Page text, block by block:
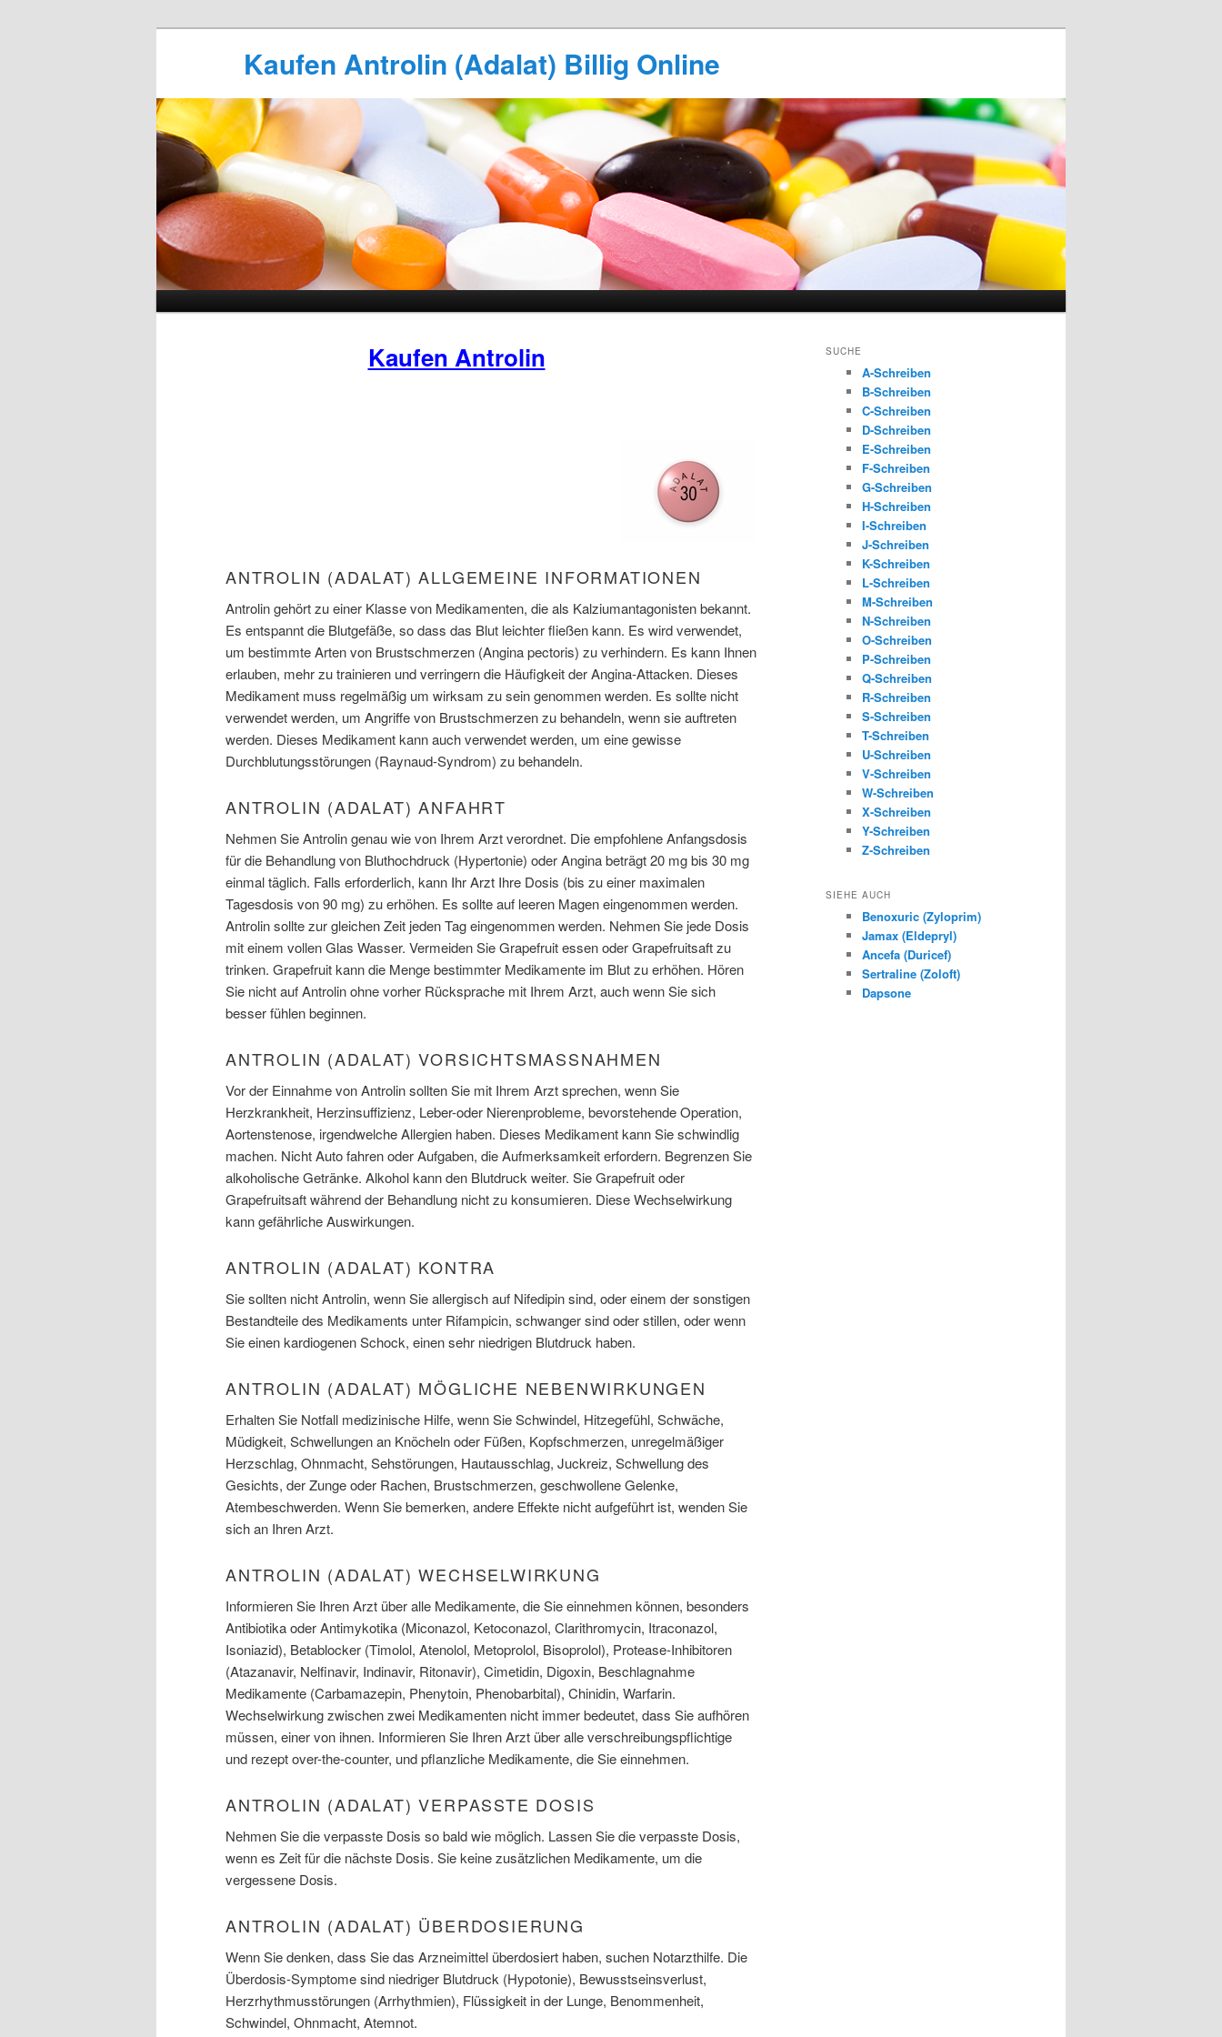
Kaufen Antrolin (Adalat) Billig Online
Kaufen Antrolin
ANTROLIN (ADALAT) ALLGEMEINE INFORMATIONEN
Antrolin gehört zu einer Klasse von Medikamenten, die als Kalziumantagonisten bekannt.
Es entspannt die Blutgefäße, so dass das Blut leichter fließen kann. Es wird verwendet,
um bestimmte Arten von Brustschmerzen (Angina pectoris) zu verhindern. Es kann Ihnen
erlauben, mehr zu trainieren und verringern die Häufigkeit der Angina-Attacken. Dieses
Medikament muss regelmäßig um wirksam zu sein genommen werden. Es sollte nicht
verwendet werden, um Angriffe von Brustschmerzen zu behandeln, wenn sie auftreten
werden. Dieses Medikament kann auch verwendet werden, um eine gewisse
Durchblutungsstörungen (Raynaud-Syndrom) zu behandeln.
ANTROLIN (ADALAT) ANFAHRT
Nehmen Sie Antrolin genau wie von Ihrem Arzt verordnet. Die empfohlene Anfangsdosis
für die Behandlung von Bluthochdruck (Hypertonie) oder Angina beträgt 20 mg bis 30 mg
einmal täglich. Falls erforderlich, kann Ihr Arzt Ihre Dosis (bis zu einer maximalen
Tagesdosis von 90 mg) zu erhöhen. Es sollte auf leeren Magen eingenommen werden.
Antrolin sollte zur gleichen Zeit jeden Tag eingenommen werden. Nehmen Sie jede Dosis
mit einem vollen Glas Wasser. Vermeiden Sie Grapefruit essen oder Grapefruitsaft zu
trinken. Grapefruit kann die Menge bestimmter Medikamente im Blut zu erhöhen. Hören
Sie nicht auf Antrolin ohne vorher Rücksprache mit Ihrem Arzt, auch wenn Sie sich
besser fühlen beginnen.
ANTROLIN (ADALAT) VORSICHTSMASSNAHMEN
Vor der Einnahme von Antrolin sollten Sie mit Ihrem Arzt sprechen, wenn Sie
Herzkrankheit, Herzinsuffizienz, Leber-oder Nierenprobleme, bevorstehende Operation,
Aortenstenose, irgendwelche Allergien haben. Dieses Medikament kann Sie schwindlig
machen. Nicht Auto fahren oder Aufgaben, die Aufmerksamkeit erfordern. Begrenzen Sie
alkoholische Getränke. Alkohol kann den Blutdruck weiter. Sie Grapefruit oder
Grapefruitsaft während der Behandlung nicht zu konsumieren. Diese Wechselwirkung
kann gefährliche Auswirkungen.
ANTROLIN (ADALAT) KONTRA
Sie sollten nicht Antrolin, wenn Sie allergisch auf Nifedipin sind, oder einem der sonstigen
Bestandteile des Medikaments unter Rifampicin, schwanger sind oder stillen, oder wenn
Sie einen kardiogenen Schock, einen sehr niedrigen Blutdruck haben.
ANTROLIN (ADALAT) MÖGLICHE NEBENWIRKUNGEN
Erhalten Sie Notfall medizinische Hilfe, wenn Sie Schwindel, Hitzegefühl, Schwäche,
Müdigkeit, Schwellungen an Knöcheln oder Füßen, Kopfschmerzen, unregelmäßiger
Herzschlag, Ohnmacht, Sehstörungen, Hautausschlag, Juckreiz, Schwellung des
Gesichts, der Zunge oder Rachen, Brustschmerzen, geschwollene Gelenke,
Atembeschwerden. Wenn Sie bemerken, andere Effekte nicht aufgeführt ist, wenden Sie
sich an Ihren Arzt.
ANTROLIN (ADALAT) WECHSELWIRKUNG
Informieren Sie Ihren Arzt über alle Medikamente, die Sie einnehmen können, besonders
Antibiotika oder Antimykotika (Miconazol, Ketoconazol, Clarithromycin, Itraconazol,
Isoniazid), Betablocker (Timolol, Atenolol, Metoprolol, Bisoprolol), Protease-Inhibitoren
(Atazanavir, Nelfinavir, Indinavir, Ritonavir), Cimetidin, Digoxin, Beschlagnahme
Medikamente (Carbamazepin, Phenytoin, Phenobarbital), Chinidin, Warfarin.
Wechselwirkung zwischen zwei Medikamenten nicht immer bedeutet, dass Sie aufhören
müssen, einer von ihnen. Informieren Sie Ihren Arzt über alle verschreibungspflichtige
und rezept over-the-counter, und pflanzliche Medikamente, die Sie einnehmen.
ANTROLIN (ADALAT) VERPASSTE DOSIS
Nehmen Sie die verpasste Dosis so bald wie möglich. Lassen Sie die verpasste Dosis,
wenn es Zeit für die nächste Dosis. Sie keine zusätzlichen Medikamente, um die
vergessene Dosis.
ANTROLIN (ADALAT) ÜBERDOSIERUNG
Wenn Sie denken, dass Sie das Arzneimittel überdosiert haben, suchen Notarzthilfe. Die
Überdosis-Symptome sind niedriger Blutdruck (Hypotonie), Bewusstseinsverlust,
Herzrhythmusstörungen (Arrhythmien), Flüssigkeit in der Lunge, Benommenheit,
Schwindel, Ohnmacht, Atemnot.
SUCHE
A-Schreiben
B-Schreiben
C-Schreiben
D-Schreiben
E-Schreiben
F-Schreiben
G-Schreiben
H-Schreiben
I-Schreiben
J-Schreiben
K-Schreiben
L-Schreiben
M-Schreiben
N-Schreiben
O-Schreiben
P-Schreiben
Q-Schreiben
R-Schreiben
S-Schreiben
T-Schreiben
U-Schreiben
V-Schreiben
W-Schreiben
X-Schreiben
Y-Schreiben
Z-Schreiben
SIEHE AUCH
Benoxuric (Zyloprim)
Jamax (Eldepryl)
Ancefa (Duricef)
Sertraline (Zoloft)
Dapsone